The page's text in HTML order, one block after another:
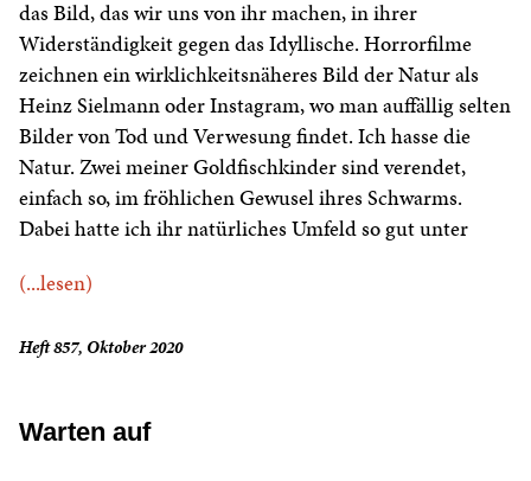
das Bild, das wir uns von ihr machen, in ihrer
Widerständigkeit gegen das Idyllische. Horrorfilme
zeichnen ein wirklichkeitsnäheres Bild der Natur als
Heinz Sielmann oder Instagram, wo man auffällig selten
Bilder von Tod und Verwesung findet. Ich hasse die
Natur. Zwei meiner Goldfischkinder sind verendet,
einfach so, im fröhlichen Gewusel ihres Schwarms.
Dabei hatte ich ihr natürliches Umfeld so gut unter
(...lesen)
Heft 857, Oktober 2020
Warten auf